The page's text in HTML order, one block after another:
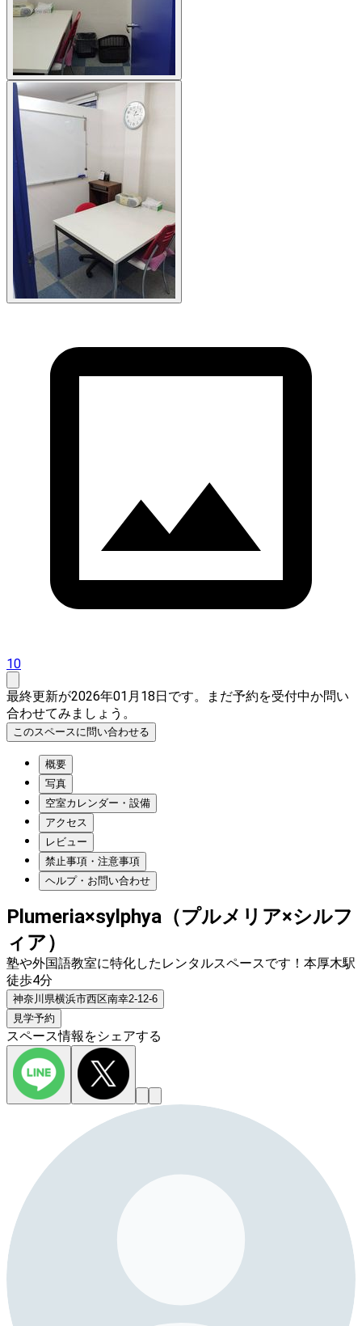
10
最終更新が2026年01月18日です。まだ予約を受付中か問い
合わせてみましょう。
このスペースに問い合わせる
概要
写真
空室カレンダー・設備
アクセス
レビュー
禁止事項・注意事項
ヘルプ・お問い合わせ
Plumeria×sylphya（プルメリア×シルフ
ィア）
塾や外国語教室に特化したレンタルスペースです！本厚木駅
徒歩4分
神奈川県横浜市西区南幸2-12-6
見学予約
スペース情報をシェアする